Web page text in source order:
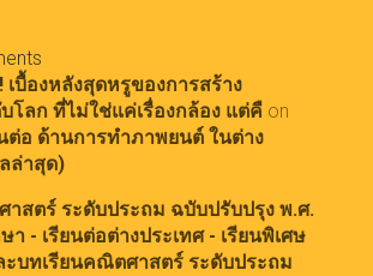
เบื้องหลังสุดหรูของการสร้าง
โลก ที่ไม่ใช่แค่เรื่องกล้อง แต่คื on
ต่อ ด้านการทำภาพยนต์ ในต่าง
ล่าสุด)
สตร์ ระดับประถม ฉบับปรับปรุง พ.ศ.
า - เรียนต่อต่างประเทศ - เรียนพิเศษ
บทเรียนคณิตศาสตร์ ระดับประถม